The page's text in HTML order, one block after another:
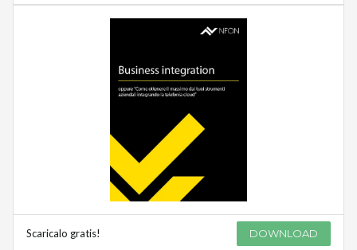
Scaricalo gratis! DOWNLOAD